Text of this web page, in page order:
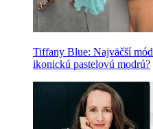
Tiffany Blue: Najväčší
ikonickú pastelovú modrú?